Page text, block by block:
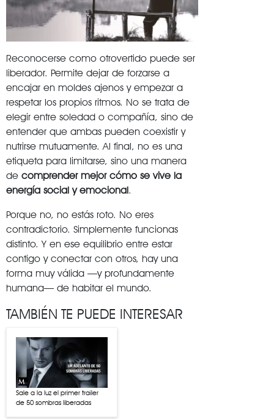
Reconocerse como otrovertido puede ser
liberador. Permite dejar de forzarse a
encajar en moldes ajenos y empezar a
respetar los propios ritmos. No se trata de
elegir entre soledad o compañía, sino de
entender que ambas pueden coexistir y
nutrirse mutuamente. Al final, no es una
etiqueta para limitarse, sino una manera
de comprender mejor cómo se vive la
energía social y emocional.
Porque no, no estás roto. No eres
contradictorio. Simplemente funcionas
distinto. Y en ese equilibrio entre estar
contigo y conectar con otros, hay una
forma muy válida —y profundamente
humana— de habitar el mundo.
TAMBIÉN TE PUEDE INTERESAR
Sale a la luz el primer trailer
de 50 sombras liberadas